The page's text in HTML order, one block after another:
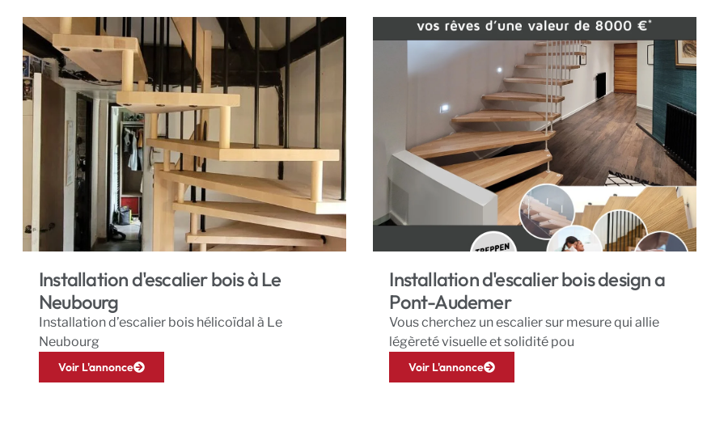
Installation d'escalier bois à Le
Neubourg
Installation d’escalier bois hélicoïdal à Le
Neubourg
Voir L'annonce
Installation d'escalier bois design a
Pont-Audemer
Vous cherchez un escalier sur mesure qui allie
légèreté visuelle et solidité pou
Voir L'annonce